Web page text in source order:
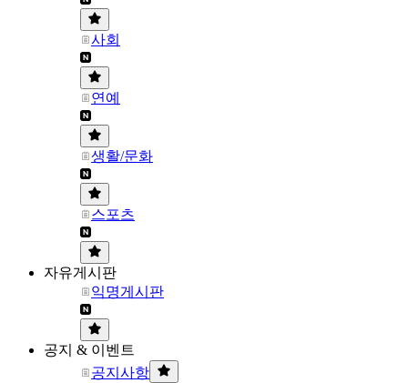
사회
연예
생활/문화
스포츠
자유게시판
익명게시판
공지 & 이벤트
공지사항